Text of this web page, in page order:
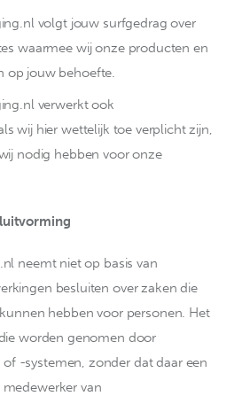
volgt jouw surfgedrag over
waarmee wij onze producten en
op jouw behoefte.
verwerkt ook
wij hier wettelijk toe verplicht zijn,
nodig hebben voor onze
neemt niet op basis van
besluiten over zaken die
hebben voor personen. Het
worden genomen door
-systemen, zonder dat daar een
van